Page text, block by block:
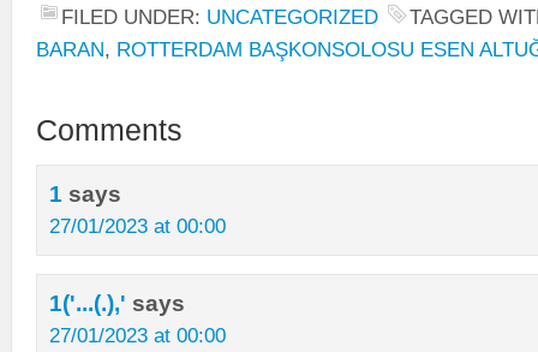
FILED UNDER: UNCATEGORIZED
TAGGED
BARAN, ROTTERDAM BAŞKONSOLOSU ESEN
Comments
1 says
27/01/2023 at 00:00
1('...(.),' says
27/01/2023 at 00:00